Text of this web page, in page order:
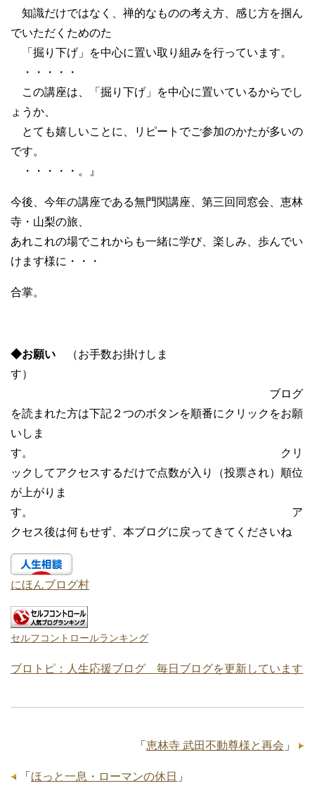
知識だけではなく、禅的なものの考え方、感じ方を掴ん
でいただくためのた
「掘り下げ」を中心に置い取り組みを行っています。
・・・・・
この講座は、「掘り下げ」を中心に置いているからでし
ょうか、
とても嬉しいことに、リピートでご参加のかたが多いの
です。
・・・・・。』
今後、今年の講座である無門関講座、第三回同窓会、恵林
寺・山梨の旅、
あれこれの場でこれからも一緒に学び、楽しみ、歩んでい
けます様に・・・
合掌。
◆お願い （お手数お掛けしま
す）
ブログ
を読まれた方は下記２つのボタンを順番にクリックをお願
いしま
す。 クリ
ックしてアクセスするだけで点数が入り（投票され）順位
が上がりま
す。 ア
クセス後は何もせず、本ブログに戻ってきてくださいね
にほんブログ村
セルフコントロールランキング
ブロトピ：人生応援ブログ 毎日ブログを更新しています
「 恵林寺 武田不動尊様と再会 」
「 ほっと一息・ローマンの休日 」